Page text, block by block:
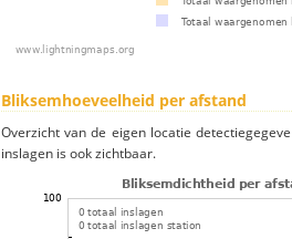
Bliksemhoeveelheid per afstand
Overzicht van de eigen locatie
inslagen is ook zichtbaar.